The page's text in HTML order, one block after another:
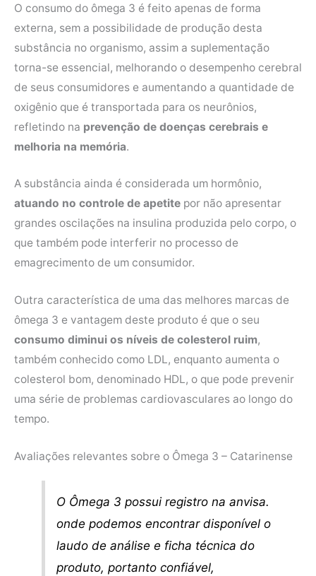
O consumo do ômega 3 é feito apenas de forma
externa, sem a possibilidade de produção desta
substância no organismo, assim a suplementação
torna-se essencial, melhorando o desempenho cerebral
de seus consumidores e aumentando a quantidade de
oxigênio que é transportada para os neurônios,
refletindo na prevenção de doenças cerebrais e
melhoria na memória.
A substância ainda é considerada um hormônio,
atuando no controle de apetite por não apresentar
grandes oscilações na insulina produzida pelo corpo, o
que também pode interferir no processo de
emagrecimento de um consumidor.
Outra característica de uma das melhores marcas de
ômega 3 e vantagem deste produto é que o seu
consumo diminui os níveis de colesterol ruim,
também conhecido como LDL, enquanto aumenta o
colesterol bom, denominado HDL, o que pode prevenir
uma série de problemas cardiovasculares ao longo do
tempo.
Avaliações relevantes sobre o Ômega 3 – Catarinense
O Ômega 3 possui registro na anvisa.
onde podemos encontrar disponível o
laudo de análise e ficha técnica do
produto, portanto confiável,